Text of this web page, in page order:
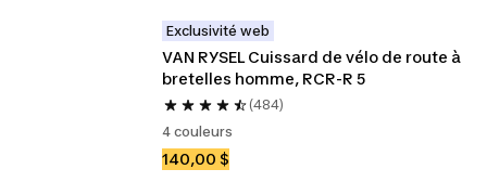
Exclusivité web
VAN RYSEL Cuissard de vélo de route à
bretelles homme, RCR-R 5
(484)
4 couleurs
140,00 $